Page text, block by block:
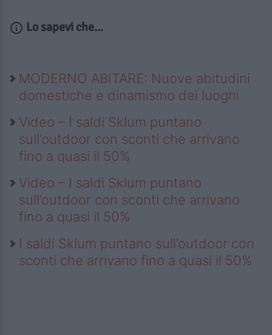
Lo sapevi che...
MODERNO ABITARE: Nuove abitudini
domestiche e dinamismo dei luoghi
Video – I saldi Sklum puntano
sull’outdoor con sconti che arrivano
fino a quasi il 50%
Video – I saldi Sklum puntano
sull’outdoor con sconti che arrivano
fino a quasi il 50%
I saldi Sklum puntano sull’outdoor con
sconti che arrivano fino a quasi il 50%